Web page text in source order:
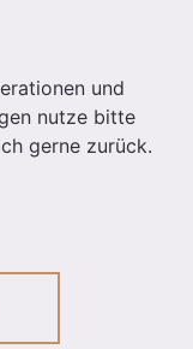
und
nutze bitte
gerne zurück.